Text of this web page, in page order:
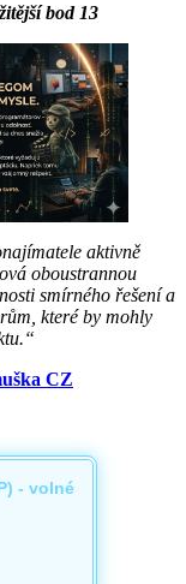
bod 13
aktivně
oboustrannou
smírného řešení a
které by mohly
CZ
- volné